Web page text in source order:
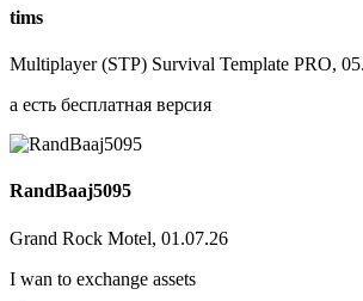
tims
Multiplayer (STP) Survival Template PRO,
а есть бесплатная версия
RandBaaj5095
Grand Rock Motel, 01.07.26
I wan to exchange assets